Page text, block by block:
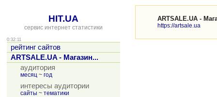
HIT.UA
сервис интернет статистики
0:32:11
рейтинг сайтов
ARTSALE.UA - Магазин...
аудитория
месяц ~ год
интересы аудитории
сайты ~ тематики
ARTSALE.UA -
https://artsale.ua